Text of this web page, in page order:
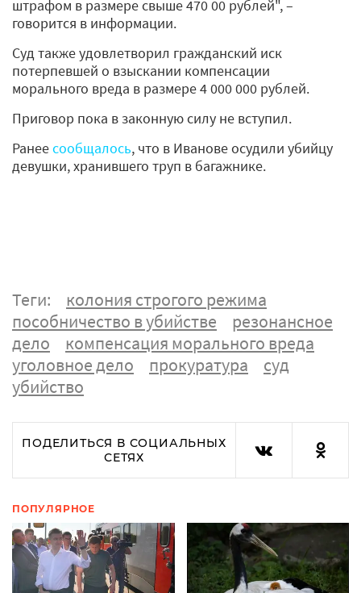
штрафом в размере свыше 470 00 рублей", –
говорится в информации.
Суд также удовлетворил гражданский иск
потерпевшей о взыскании компенсации
морального вреда в размере 4 000 000 рублей.
Приговор пока в законную силу не вступил.
Ранеесообщалось, что в Иванове осудили убийцу
девушки, хранившего труп в багажнике.
Теги:
колония строгого режима
пособничество в убийстве
резонансное
дело
компенсация морального вреда
уголовное дело
прокуратура
суд
убийство
ПОДЕЛИТЬСЯ В СОЦИАЛЬНЫХ
СЕТЯХ
ПОПУЛЯРНОЕ